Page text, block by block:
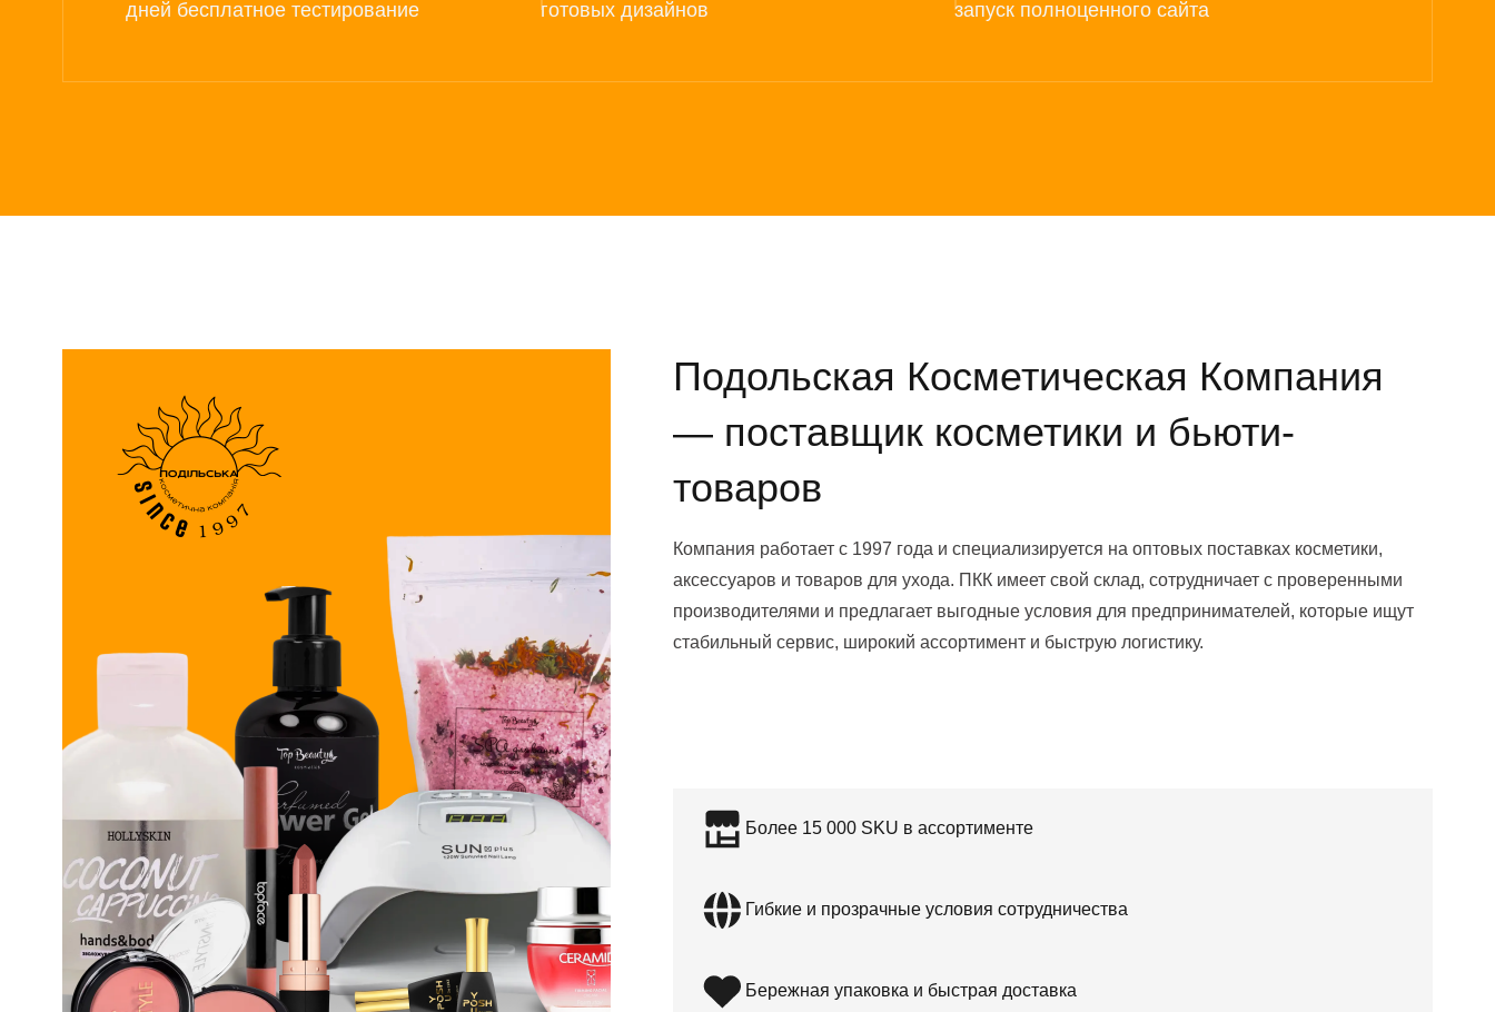
дней бесплатное тестирование готовых дизайнов запуск полноценного сайта
Подольская Косметическая Компания
— поставщик косметики и бьюти-
товаров
Компания работает с 1997 года и специализируется на оптовых поставках косметики,
аксессуаров и товаров для ухода. ПКК имеет свой склад, сотрудничает с проверенными
производителями и предлагает выгодные условия для предпринимателей, которые ищут
стабильный сервис, широкий ассортимент и быструю логистику.
Более 15 000 SKU в ассортименте
Гибкие и прозрачные условия сотрудничества
Бережная упаковка и быстрая доставка